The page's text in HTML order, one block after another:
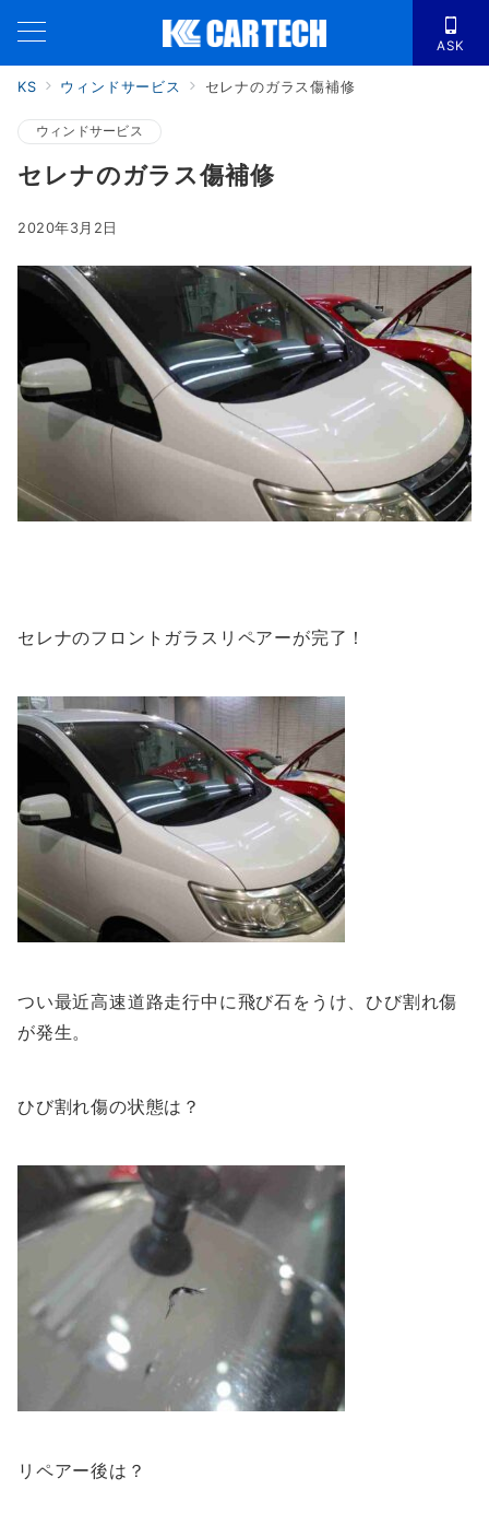
ASK
KS ウィンドサービス セレナのガラス傷補修
ウィンドサービス
セレナのガラス傷補修
2020年3月2日
セレナのフロントガラスリペアーが完了！
つい最近高速道路走行中に飛び石をうけ、ひび割れ傷
が発生。
ひび割れ傷の状態は？
リペアー後は？